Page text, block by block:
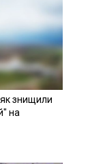
знищили
на